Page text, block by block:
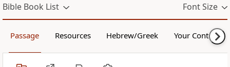
Bible Book List Font Size
Passage Resources Hebrew/Greek Your Content